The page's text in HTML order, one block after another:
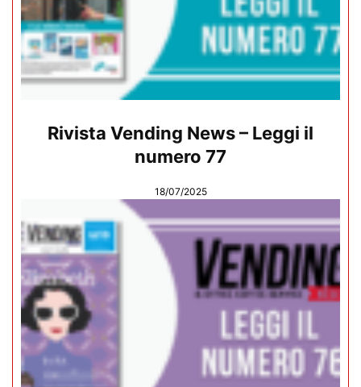
Rivista Vending News – Leggi il
numero 77
18/07/2025